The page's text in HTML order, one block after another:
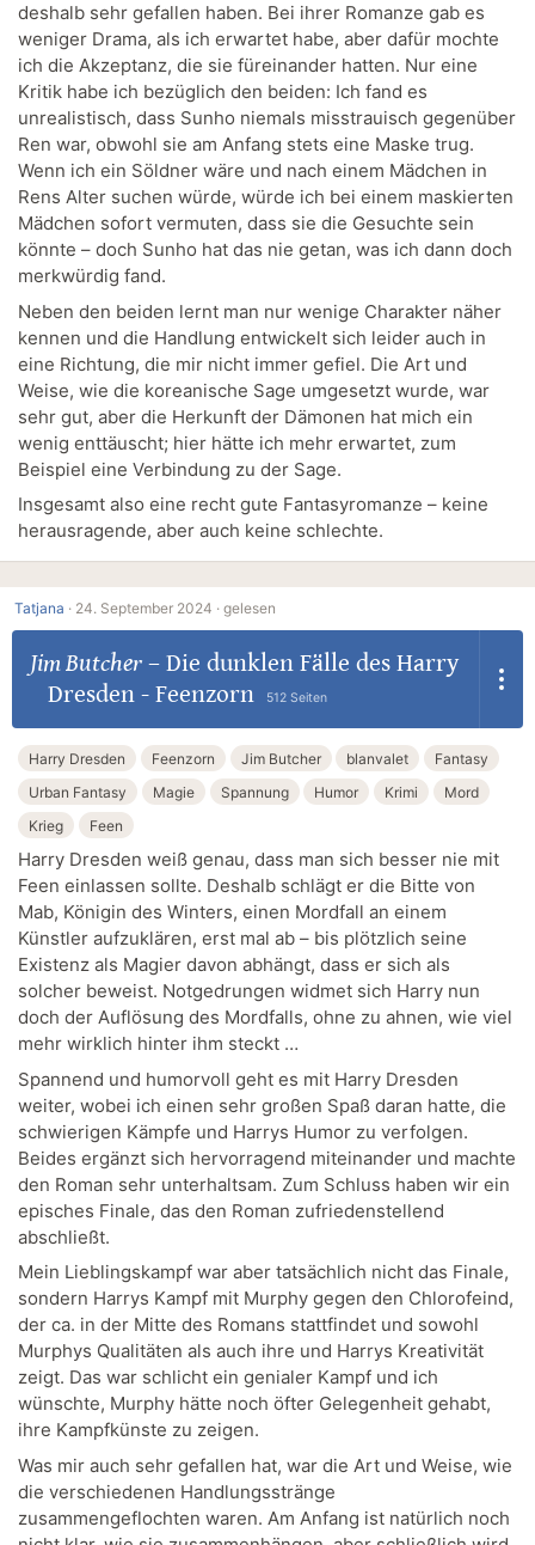
deshalb sehr gefallen haben. Bei ihrer Romanze gab es
weniger Drama, als ich erwartet habe, aber dafür mochte
ich die Akzeptanz, die sie füreinander hatten. Nur eine
Kritik habe ich bezüglich den beiden: Ich fand es
unrealistisch, dass Sunho niemals misstrauisch gegenüber
Ren war, obwohl sie am Anfang stets eine Maske trug.
Wenn ich ein Söldner wäre und nach einem Mädchen in
Rens Alter suchen würde, würde ich bei einem maskierten
Mädchen sofort vermuten, dass sie die Gesuchte sein
könnte – doch Sunho hat das nie getan, was ich dann doch
merkwürdig fand.
Neben den beiden lernt man nur wenige Charakter näher
kennen und die Handlung entwickelt sich leider auch in
eine Richtung, die mir nicht immer gefiel. Die Art und
Weise, wie die koreanische Sage umgesetzt wurde, war
sehr gut, aber die Herkunft der Dämonen hat mich ein
wenig enttäuscht; hier hätte ich mehr erwartet, zum
Beispiel eine Verbindung zu der Sage.
Insgesamt also eine recht gute Fantasyromanze – keine
herausragende, aber auch keine schlechte.
Tatjana · 24. September 2024 · gelesen
Jim Butcher– Die dunklen Fälle des Harry
Dresden - Feenzorn
512 Seiten
Harry Dresden Feenzorn Jim Butcher blanvalet
Fantasy
Urban Fantasy
Magie Spannung Humor Krimi
Mord
Krieg
Feen
Harry Dresden weiß genau, dass man sich besser nie mit
Feen einlassen sollte. Deshalb schlägt er die Bitte von
Mab, Königin des Winters, einen Mordfall an einem
Künstler aufzuklären, erst mal ab – bis plötzlich seine
Existenz als Magier davon abhängt, dass er sich als
solcher beweist. Notgedrungen widmet sich Harry nun
doch der Auflösung des Mordfalls, ohne zu ahnen, wie viel
mehr wirklich hinter ihm steckt …
Spannend und humorvoll geht es mit Harry Dresden
weiter, wobei ich einen sehr großen Spaß daran hatte, die
schwierigen Kämpfe und Harrys Humor zu verfolgen.
Beides ergänzt sich hervorragend miteinander und machte
den Roman sehr unterhaltsam. Zum Schluss haben wir ein
episches Finale, das den Roman zufriedenstellend
abschließt.
Mein Lieblingskampf war aber tatsächlich nicht das Finale,
sondern Harrys Kampf mit Murphy gegen den Chlorofeind,
der ca. in der Mitte des Romans stattfindet und sowohl
Murphys Qualitäten als auch ihre und Harrys Kreativität
zeigt. Das war schlicht ein genialer Kampf und ich
wünschte, Murphy hätte noch öfter Gelegenheit gehabt,
ihre Kampfkünste zu zeigen.
Was mir auch sehr gefallen hat, war die Art und Weise, wie
die verschiedenen Handlungsstränge
zusammengeflochten waren. Am Anfang ist natürlich noch